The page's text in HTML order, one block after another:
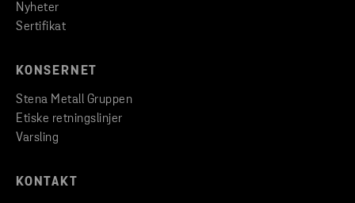
Nyheter
Sertifikat
KONSERNET
Stena Metall Gruppen
Etiske retningslinjer
Varsling
KONTAKT